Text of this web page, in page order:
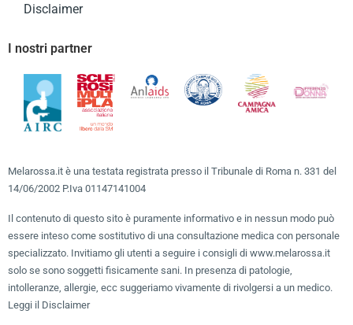
Disclaimer
I nostri partner
Melarossa.it è una testata registrata presso il Tribunale di Roma n. 331 del
14/06/2002 P.Iva 01147141004
Il contenuto di questo sito è puramente informativo e in nessun modo può
essere inteso come sostitutivo di una consultazione medica con personale
specializzato. Invitiamo gli utenti a seguire i consigli di www.melarossa.it
solo se sono soggetti fisicamente sani. In presenza di patologie,
intolleranze, allergie, ecc suggeriamo vivamente di rivolgersi a un medico.
Leggi il Disclaimer